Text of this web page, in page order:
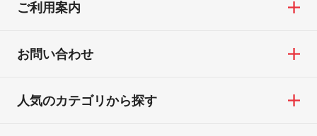
ご利用案内
お問い合わせ
人気のカテゴリから探す